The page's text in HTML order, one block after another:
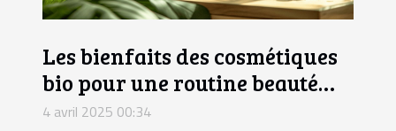
Les bienfaits des cosmétiques
bio pour une routine beauté
saine
4 avril 2025 00:34